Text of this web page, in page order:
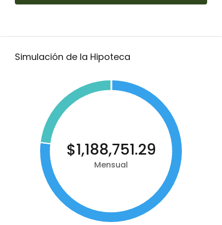
Simulación de la Hipoteca
$1,188,751.29
Mensual